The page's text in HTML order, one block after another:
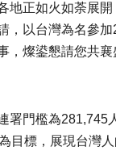
地正如火如荼展開
，以台灣為名參
，燦鍙懇請您共
署門檻為281,745
目標，展現台灣